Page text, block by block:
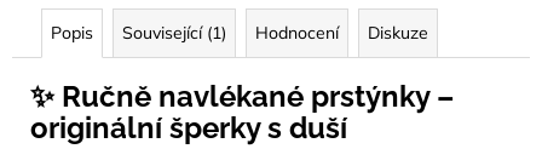
Popis Související (1) Hodnocení Diskuze
✨ Ručně navlékané prstýnky –
originální šperky s duší